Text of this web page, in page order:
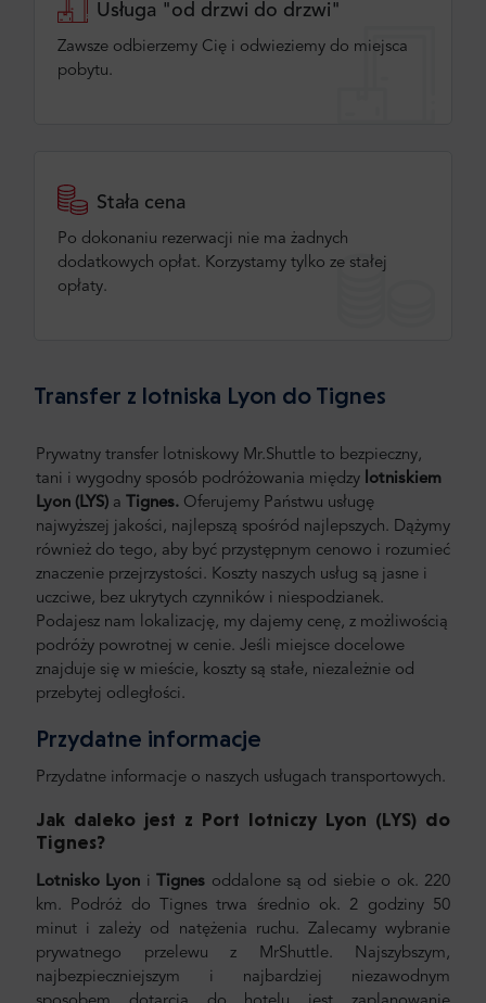
Usługa "od drzwi do drzwi"
Zawsze odbierzemy Cię i odwieziemy do miejsca
pobytu.
Stała cena
Po dokonaniu rezerwacji nie ma żadnych
dodatkowych opłat. Korzystamy tylko ze stałej
opłaty.
Transfer z lotniska Lyon do Tignes
Prywatny transfer lotniskowy Mr.Shuttle to bezpieczny,
tani i wygodny sposób podróżowania między lotniskiem
Lyon (LYS) a Tignes. Oferujemy Państwu usługę
najwyższej jakości, najlepszą spośród najlepszych. Dążymy
również do tego, aby być przystępnym cenowo i rozumieć
znaczenie przejrzystości. Koszty naszych usług są jasne i
uczciwe, bez ukrytych czynników i niespodzianek.
Podajesz nam lokalizację, my dajemy cenę, z możliwością
podróży powrotnej w cenie. Jeśli miejsce docelowe
znajduje się w mieście, koszty są stałe, niezależnie od
przebytej odległości.
Przydatne informacje
Przydatne informacje o naszych usługach transportowych.
Jak daleko jest z Port lotniczy Lyon (LYS) do
Tignes?
Lotnisko Lyon i Tignes oddalone są od siebie o ok. 220
km. Podróż do Tignes trwa średnio ok. 2 godziny 50
minut i zależy od natężenia ruchu. Zalecamy wybranie
prywatnego przelewu z MrShuttle. Najszybszym,
najbezpieczniejszym i najbardziej niezawodnym